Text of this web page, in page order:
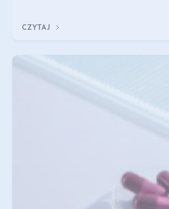
zwiększa masę
CZYTAJ